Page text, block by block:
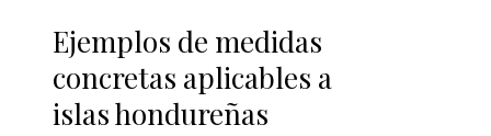
Ejemplos de medidas
concretas aplicables a
islas hondureñas